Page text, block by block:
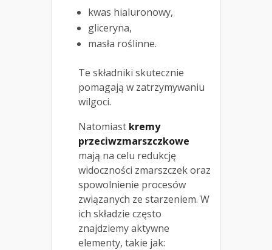
kwas hialuronowy,
gliceryna,
masła roślinne.
Te składniki skutecznie
pomagają w zatrzymywaniu
wilgoci.
Natomiast kremy
przeciwzmarszczkowe
mają na celu redukcję
widoczności zmarszczek oraz
spowolnienie procesów
związanych ze starzeniem. W
ich składzie często
znajdziemy aktywne
elementy, takie jak: